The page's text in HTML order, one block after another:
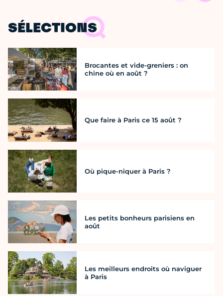
SÉLECTIONS
Brocantes et vide-greniers : on
chine où en août ?
Que faire à Paris ce 15 août ?
Où pique-niquer à Paris ?
Les petits bonheurs parisiens en
août
Les meilleurs endroits où naviguer
à Paris